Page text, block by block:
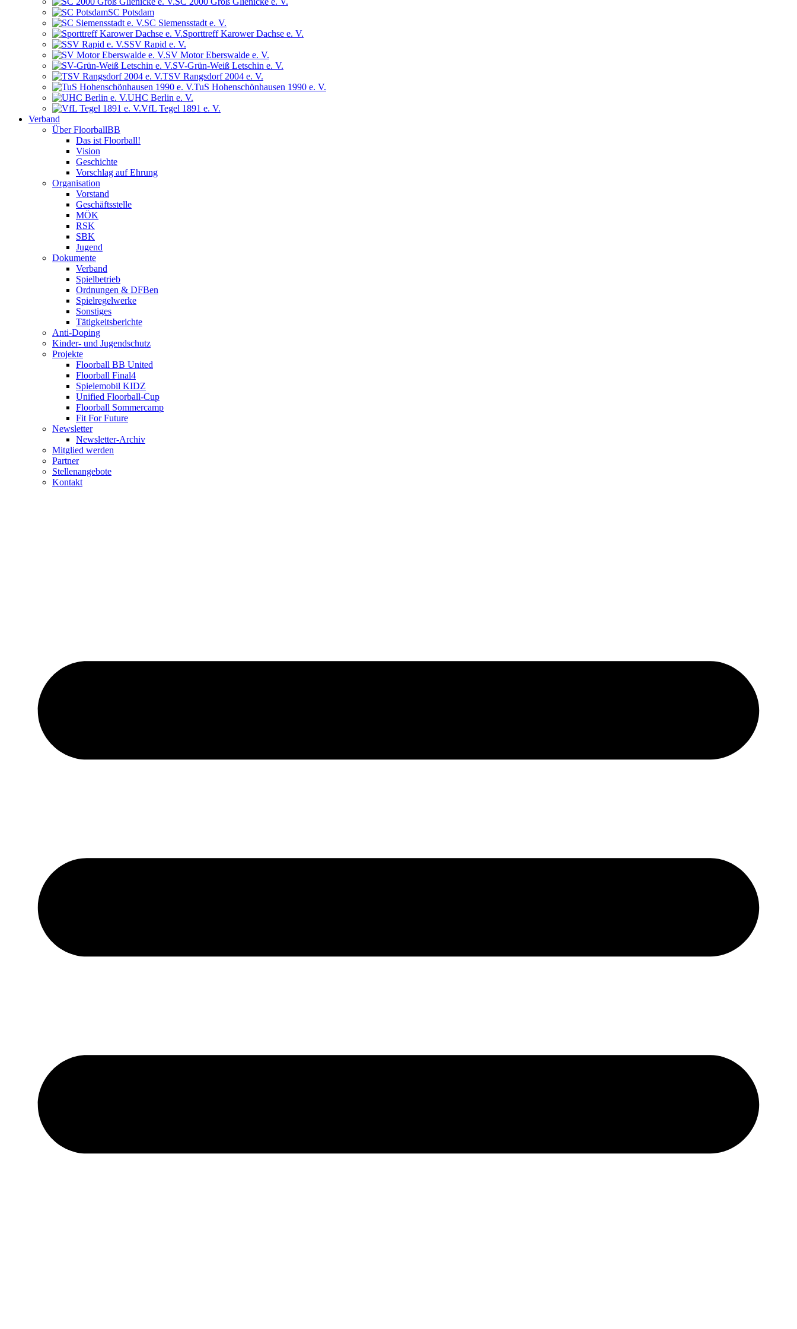
SC Potsdam
SC Siemensstadt e. V.
Sporttreff Karower Dachse e. V.
SSV Rapid e. V.
SV Motor Eberswalde e. V.
SV-Grün-Weiß Letschin e. V.
TSV Rangsdorf 2004 e. V.
TuS Hohenschönhausen 1990 e. V.
UHC Berlin e. V.
VfL Tegel 1891 e. V.
Verband
Über FloorballBB
Das ist Floorball!
Vision
Geschichte
Vorschlag auf Ehrung
Organisation
Vorstand
Geschäftsstelle
MÖK
RSK
SBK
Jugend
Dokumente
Verband
Spielbetrieb
Ordnungen & DFBen
Spielregelwerke
Sonstiges
Tätigkeitsberichte
Anti-Doping
Kinder- und Jugendschutz
Projekte
Floorball BB United
Floorball Final4
Spielemobil KIDZ
Unified Floorball-Cup
Floorball Sommercamp
Fit For Future
Newsletter
Newsletter-Archiv
Mitglied werden
Partner
Stellenangebote
Kontakt